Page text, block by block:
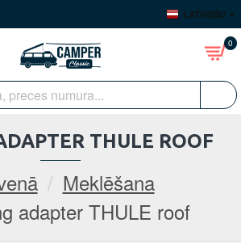
LATVIEŠU
0
Meklēšana
adapter THULE roof
THULE ROOF